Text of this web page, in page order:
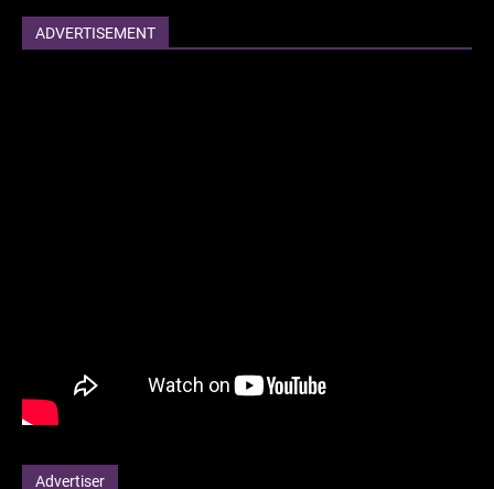
ADVERTISEMENT
Advertiser